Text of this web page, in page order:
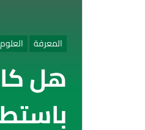
المعرفة العلوم
هل